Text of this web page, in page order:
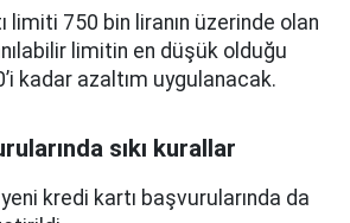
limiti 750 bin liranın üzerinde olan
limitin en düşük olduğu
kadar azaltım uygulanacak.
sıkı kurallar
yeni kredi kartı başvurularında da